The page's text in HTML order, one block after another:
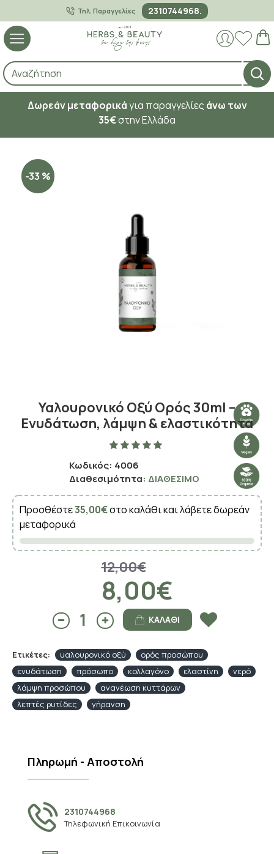
Τηλ. Παραγγελίες 2310744968.
Δωρεάν μεταφορικάγια παραγγελίες άνω των
35€στην Ελλάδα
-33 %
Υαλουρονικό Οξύ Ορός 30ml –
Ενυδάτωση, λάμψη & ελαστικότητα
Κωδικός: 4006
Διαθεσιμότητα: ΔΙΑΘΈΣΙΜΟ
Προσθέστε35,00€στο καλάθι και λάβετε δωρεάν
μεταφορικά
8,00€
12,00€
ΚΑΛΆΘΙ
Ετικέτες: υαλουρονικό οξύ
ορός προσώπου
ενυδάτωση
πρόσωπο κολλαγόνο ελαστίνη
νερό
λάμψη προσώπου
ανανέωση κυττάρων
λεπτές ρυτίδες
γήρανση
Πληρωμή - Αποστολή
2310744968
Τηλεφωνική Επικοινωνία